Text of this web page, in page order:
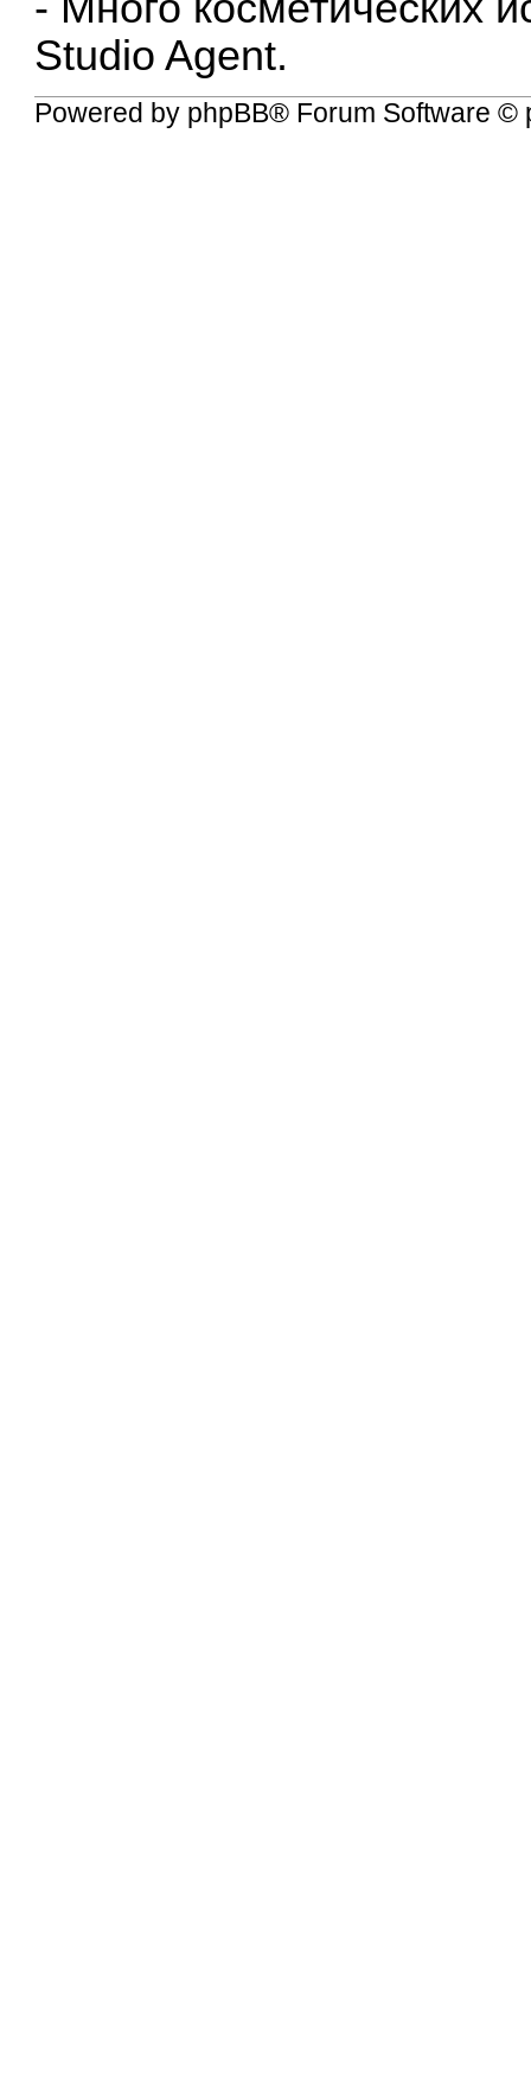
Studio Agent.
Powered by phpBB® Forum Software ©